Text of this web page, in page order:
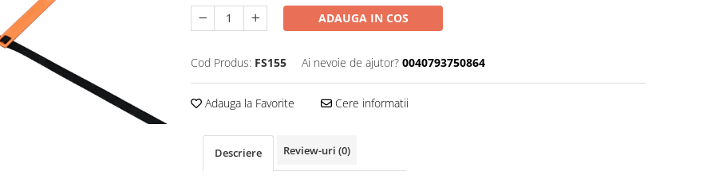
ADAUGA IN COS
Cod Produs: FS155 Ai nevoie de ajutor? 0040793750864
Adauga la Favorite Cere informatii
Descriere Review-uri (0)